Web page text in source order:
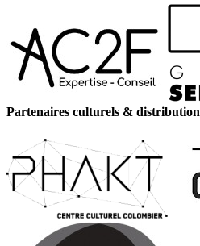
Partenaires culturels & distribution